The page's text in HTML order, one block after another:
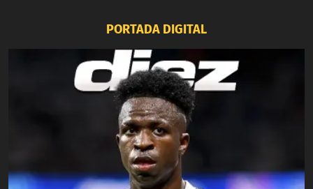
PORTADA DIGITAL